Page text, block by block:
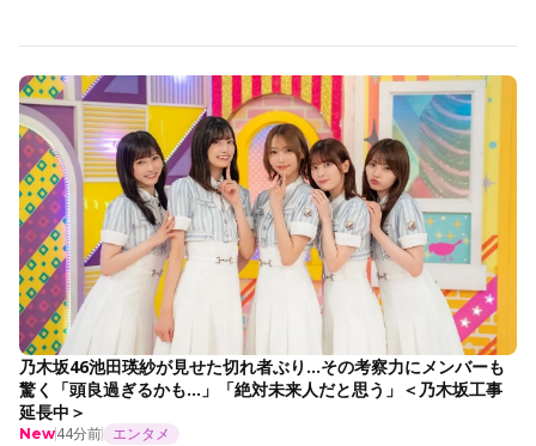
乃木坂46池田瑛紗が見せた切れ者ぶり…その考察力にメンバーも
驚く「頭良過ぎるかも…」「絶対未来人だと思う」＜乃木坂工事
延長中＞
New44分前 エンタメ